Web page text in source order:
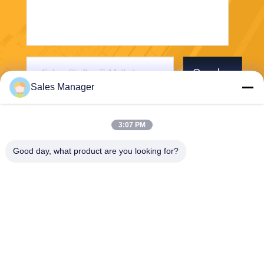
Senden
Sales Manager
3:07 PM
Good day, what product are you looking for?